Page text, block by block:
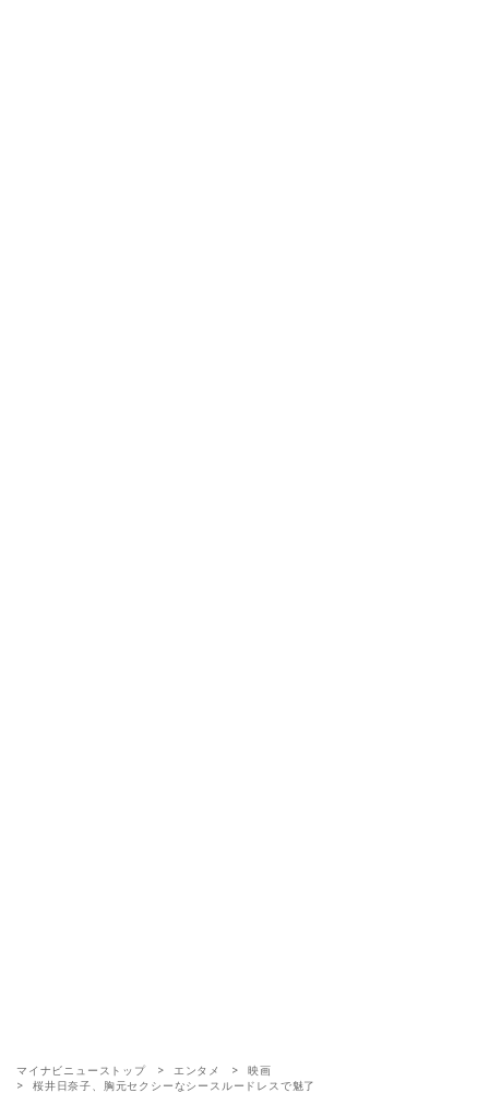
マイナビニューストップ エンタメ
映画
桜井日奈子、胸元セクシーなシースルードレスで魅了